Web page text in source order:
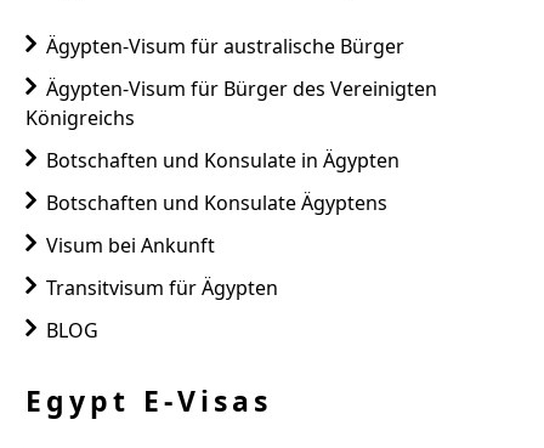
Ägypten-Visum für australische Bürger
Ägypten-Visum für Bürger des Vereinigten
Königreichs
Botschaften und Konsulate in Ägypten
Botschaften und Konsulate Ägyptens
Visum bei Ankunft
Transitvisum für Ägypten
BLOG
Egypt E-Visas